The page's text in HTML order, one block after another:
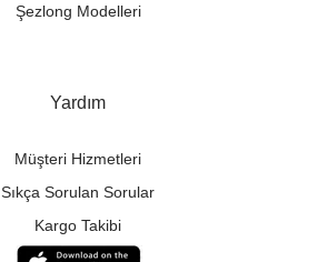
Şezlong Modelleri
Yardım
Müşteri Hizmetleri
Sıkça Sorulan Sorular
Kargo Takibi